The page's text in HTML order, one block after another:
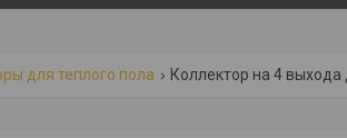
для теплого пола Коллектор на 4